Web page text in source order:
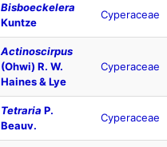
Bisboeckelera
Kuntze
Cyperaceae
Actinoscirpus
(Ohwi) R. W.
Haines & Lye
Cyperaceae
Tetraria P.
Beauv.
Cyperaceae